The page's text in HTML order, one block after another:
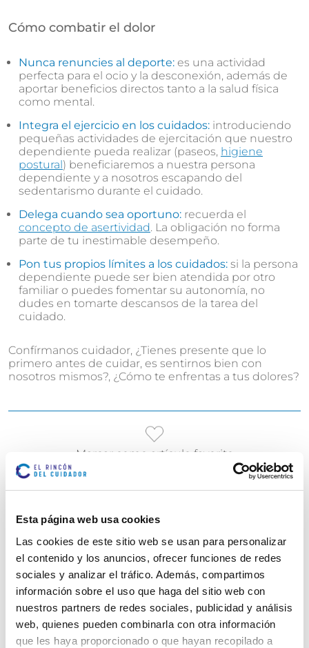
Esta página web usa cookies
Las cookies de este sitio web se usan para personalizar
el contenido y los anuncios, ofrecer funciones de redes
sociales y analizar el tráfico. Además, compartimos
información sobre el uso que haga del sitio web con
nuestros partners de redes sociales, publicidad y análisis
web, quienes pueden combinarla con otra información
que les haya proporcionado o que hayan recopilado a
Cómo combatir el dolor
Nunca renuncies al deporte: es una actividad
perfecta para el ocio y la desconexión, además de
aportar beneficios directos tanto a la salud física
como mental.
Integra el ejercicio en los cuidados: introduciendo
pequeñas actividades de ejercitación que nuestro
dependiente pueda realizar (paseos, higiene
postural) beneficiaremos a nuestra persona
dependiente y a nosotros escapando del
sedentarismo durante el cuidado.
Delega cuando sea oportuno: recuerda el
concepto de asertividad. La obligación no forma
parte de tu inestimable desempeño.
Pon tus propios límites a los cuidados: si la persona
dependiente puede ser bien atendida por otro
familiar o puedes fomentar su autonomía, no
dudes en tomarte descansos de la tarea del
cuidado.
Confírmanos cuidador, ¿Tienes presente que lo
primero antes de cuidar, es sentirnos bien con
nosotros mismos?, ¿Cómo te enfrentas a tus dolores?
Marcar como artículo favorito
RELACIONADOS